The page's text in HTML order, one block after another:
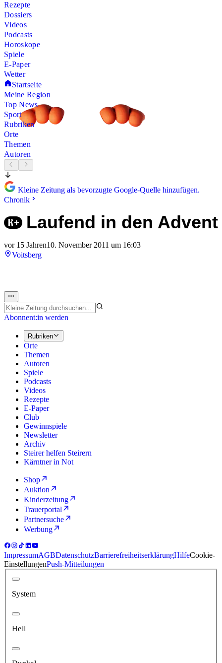
Rezepte
Dossiers
Videos
Podcasts
Horoskope
Spiele
E-Paper
Wetter
Startseite
Meine Region
Top News
Sport
Rubriken
Orte
Themen
Autoren
Kleine Zeitung als bevorzugte Google-Quelle hinzufügen.
Chronik
Laufend in den Advent
vor 15 Jahren10. November 2011 um 16:03
Voitsberg
Abonnent:in werden
Rubriken
Orte
Themen
Autoren
Spiele
Podcasts
Videos
Rezepte
E-Paper
Club
Gewinnspiele
Newsletter
Archiv
Steirer helfen Steirern
Kärntner in Not
Shop
Auktion
Kinderzeitung
Trauerportal
Partnersuche
Werbung
ImpressumAGBDatenschutzBarrierefreiheitserklärungHilfeCookie-
EinstellungenPush-Mitteilungen
System
Hell